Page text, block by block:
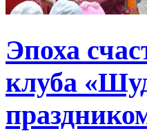
Эпоха
клуба